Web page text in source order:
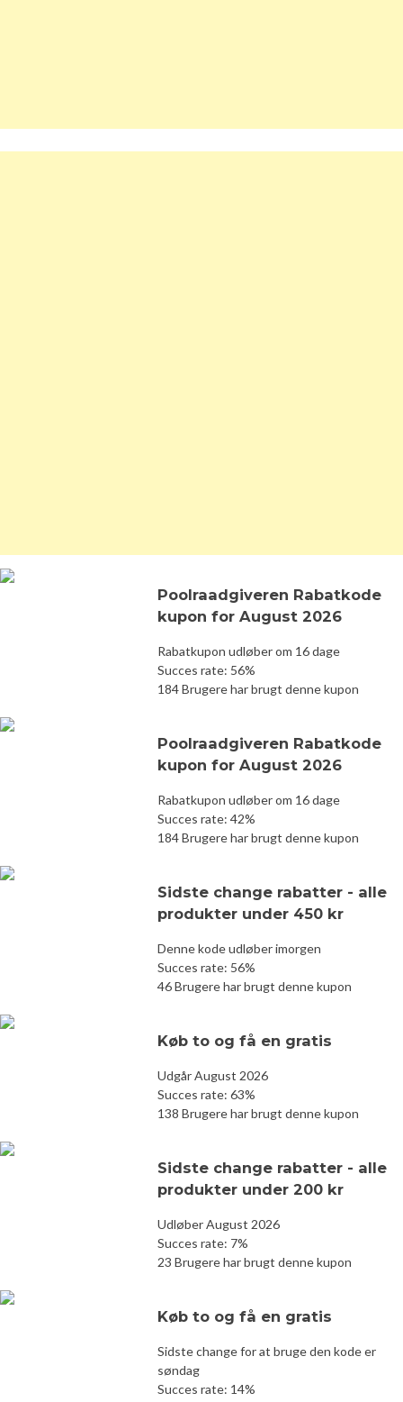
Poolraadgiveren Rabatkode
kupon for August 2026
Rabatkupon udløber om 16 dage
Succes rate: 56%
184 Brugere har brugt denne kupon
Poolraadgiveren Rabatkode
kupon for August 2026
Rabatkupon udløber om 16 dage
Succes rate: 42%
184 Brugere har brugt denne kupon
Sidste change rabatter - alle
produkter under 450 kr
Denne kode udløber imorgen
Succes rate: 56%
46 Brugere har brugt denne kupon
Køb to og få en gratis
Udgår August 2026
Succes rate: 63%
138 Brugere har brugt denne kupon
Sidste change rabatter - alle
produkter under 200 kr
Udløber August 2026
Succes rate: 7%
23 Brugere har brugt denne kupon
Køb to og få en gratis
Sidste change for at bruge den kode er
søndag
Succes rate: 14%